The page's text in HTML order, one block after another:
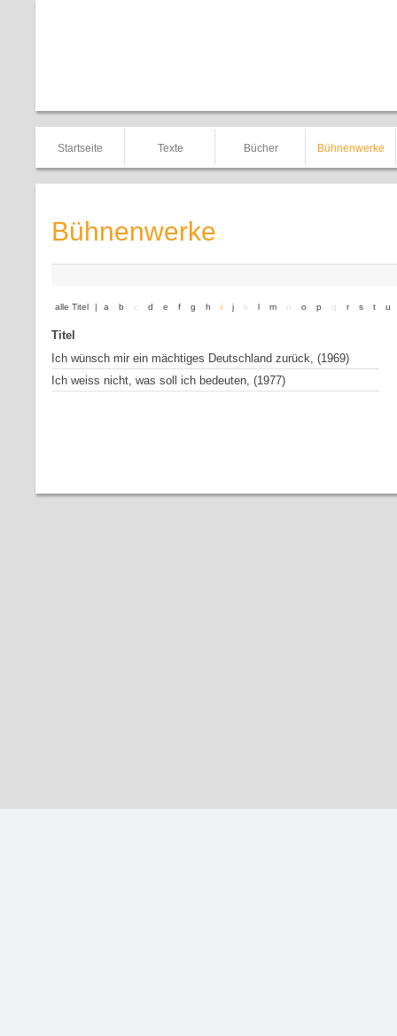
Startseite Texte Bücher Bühnenwerke
Bühnenwerke
alle Titel | a b c d e f g h i j k l m n o p q r s t u
Titel
Ich wünsch mir ein mächtiges Deutschland zurück, (1969)
Ich weiss nicht, was soll ich bedeuten, (1977)